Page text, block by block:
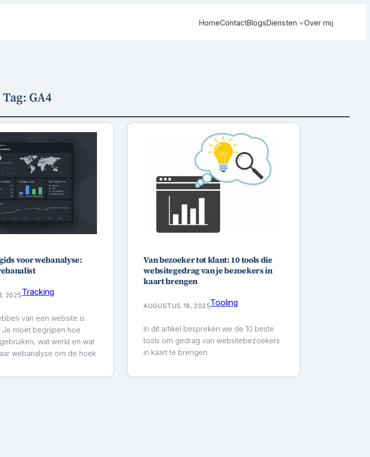
HomeContactBlogsDiensten Over mij
Tag: GA4
voor webanalyse:
2025Tracking
van een website is
Je moet begrijpen hoe
wat werkt en wat
webanalyse om de hoek
Van bezoeker tot klant: 10 tools die
websitegedrag van je bezoekers in
kaart brengen
AUGUSTUS 18, 2025Tooling
In dit artikel bespreken we de 10 beste
tools om gedrag van websitebezoekers
in kaart te brengen.